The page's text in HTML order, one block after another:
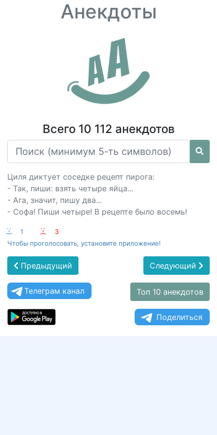
Анекдоты
Всего 10 112 анекдотов
Циля диктует соседке рецепт пирога:
- Так, пиши: взять четыре яйца...
- Ага, значит, пишу два...
- Софа! Пиши четыре! В рецепте было восемь!
:-) 1 :-(
3
Чтобы проголосовать, установите приложение!
Предыдущий Следующий
Телеграм канал Топ 10 анекдотов
Поделиться